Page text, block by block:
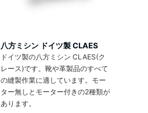
八方ミシン ドイツ製 CLAES
ドイツ製の八方ミシン CLAES(ク
レース)です。靴や革製品のすべて
の縫製作業に適しています。モー
ター無しとモーター付きの2種類が
あります。